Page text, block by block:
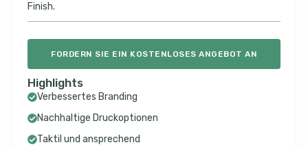
Finish.
FORDERN SIE EIN KOSTENLOSES ANGEBOT AN
Highlights
Verbessertes Branding
Nachhaltige Druckoptionen
Taktil und ansprechend